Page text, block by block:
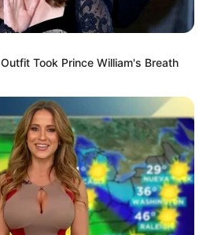
Took Prince William's Breath